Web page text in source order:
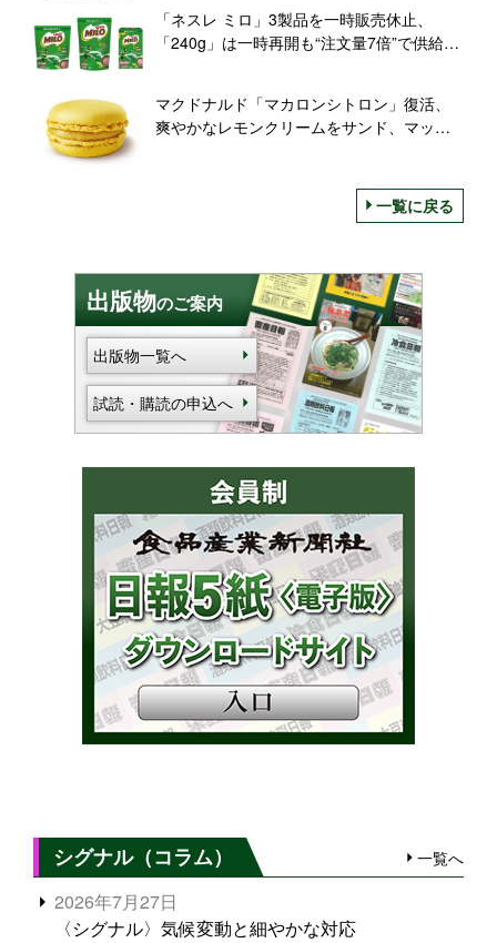
「ネスレ ミロ」3製品を一時販売休止、
「240g」は一時再開も“注文量7倍”で供給追
マクドナルド「マカロンシトロン」復活、
爽やかなレモンクリームをサンド、マック
一覧に戻る
出版物のご案内
出版物一覧へ
試読・購読の申込へ
シグナル（コラム） 一覧へ
2026年7月27日
〈シグナル〉気候変動と細やかな対応